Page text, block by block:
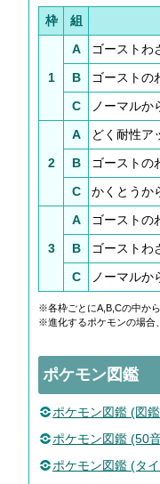
枠 組
1
A
ゴーストわ
B
ゴーストの
C
ノーマル
2
A
どく耐性ア
B
ゴーストの
C
かくとうか
3
A
ゴーストの
B
ゴーストわ
C
ノーマル
※各枠ごとにA,B,Cの中か
※進化するポケモンの場合
ポケモン図鑑
ポケモン図鑑 (図
ポケモン図鑑 (50
ポケモン図鑑 (タ